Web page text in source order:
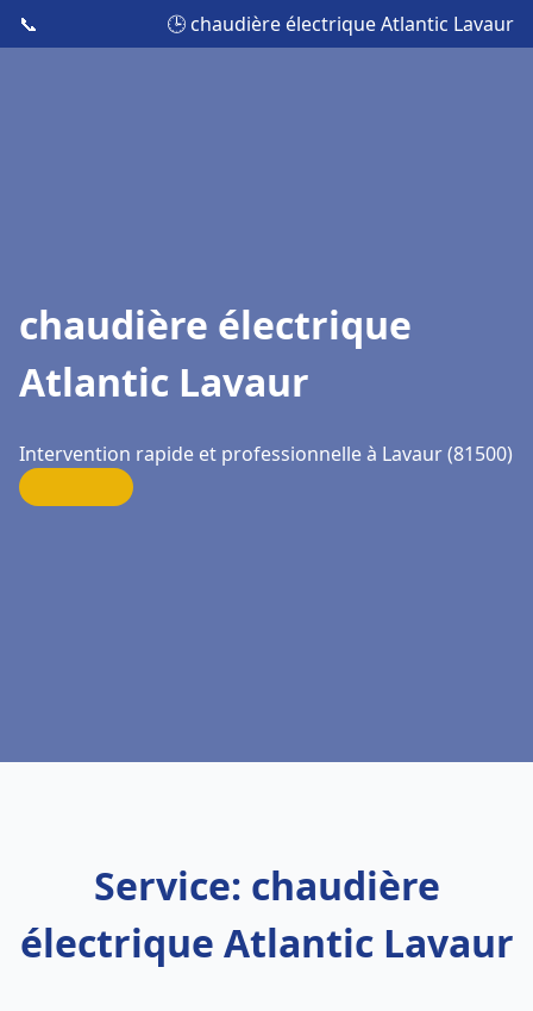
📞 🕒 chaudière électrique Atlantic Lavaur
chaudière électrique
Atlantic Lavaur
Intervention rapide et professionnelle à Lavaur (81500)
Service: chaudière
électrique Atlantic Lavaur